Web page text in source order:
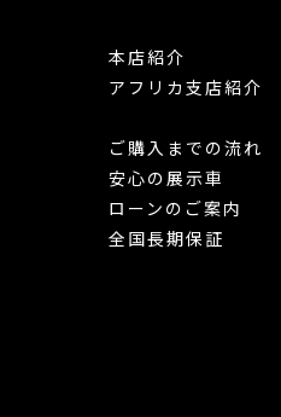
本店紹介
アフリカ支店紹介
ご購入までの流れ
安心の展示車
ローンのご案内
全国長期保証